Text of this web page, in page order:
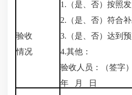
验收
情况
1.（是、否）按照
2.（是、否）符
3.（是、否）达到
4.其他：
验收人员：（签字）
年 月 日